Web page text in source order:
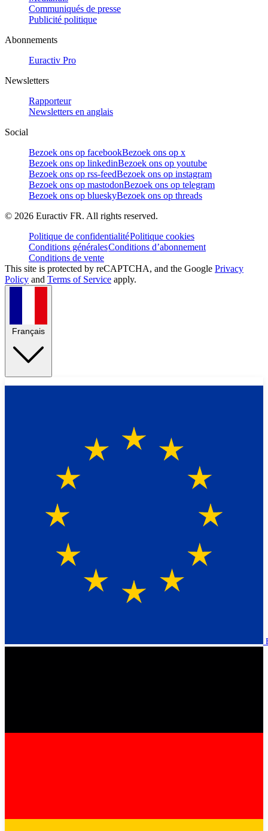
Communiqués de presse
Publicité politique
Abonnements
Euractiv Pro
Newsletters
Rapporteur
Newsletters en anglais
Social
Bezoek ons op facebookBezoek ons op x
Bezoek ons op linkedinBezoek ons op youtube
Bezoek ons op rss-feedBezoek ons op instagram
Bezoek ons op mastodonBezoek ons op telegram
Bezoek ons op blueskyBezoek ons op threads
© 2026 Euractiv FR. All rights reserved.
Politique de confidentialitéPolitique cookies
Conditions généralesConditions d’abonnement
Conditions de vente
This site is protected by reCAPTCHA, and the Google Privacy
Policy and Terms of Service apply.
Français